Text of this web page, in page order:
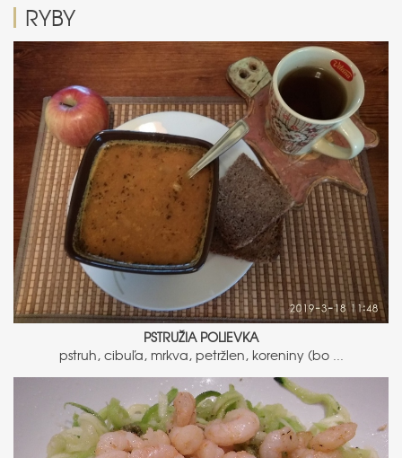
RYBY
PSTRUŽIA POLIEVKA
pstruh, cibuľa, mrkva, petržlen, koreniny (bo ...